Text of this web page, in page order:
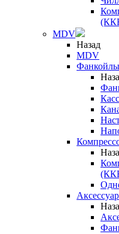
MDV
Назад
MDV
Фанкойлы